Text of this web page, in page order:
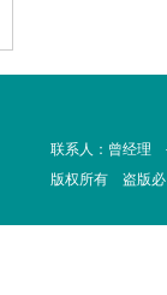
联系人：曾经理
版权所有 盗版